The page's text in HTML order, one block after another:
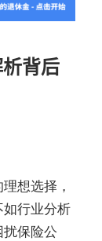
背后
想选择，
行业分析
保险公